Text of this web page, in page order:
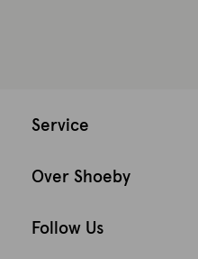
Service
Over Shoeby
Follow Us